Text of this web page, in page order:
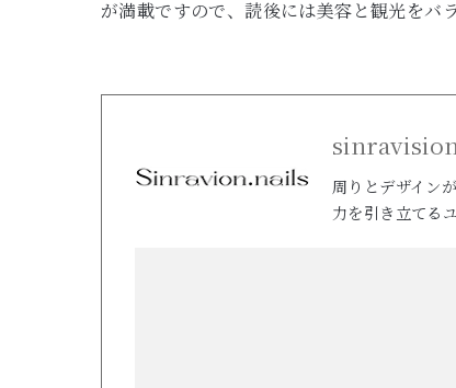
が満載ですので、読後には美容と観光をバ
周りとデザイン
力を引き立てる